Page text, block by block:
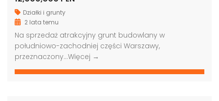
Działki i grunty
2 lata temu
Na sprzedaż atrakcyjny grunt budowlany w
południowo-zachodniej części Warszawy,
przeznaczony…Więcej →